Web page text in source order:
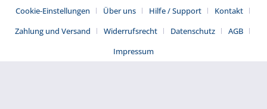
Cookie-Einstellungen Über uns Hilfe / Support
Kontakt
Zahlung und Versand
Widerrufsrecht Datenschutz
AGB
Impressum